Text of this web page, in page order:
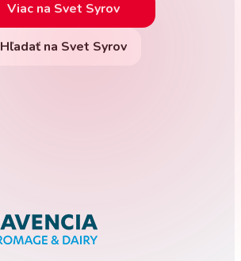
Viac na Svet Syrov
Hľadať na Svet Syrov